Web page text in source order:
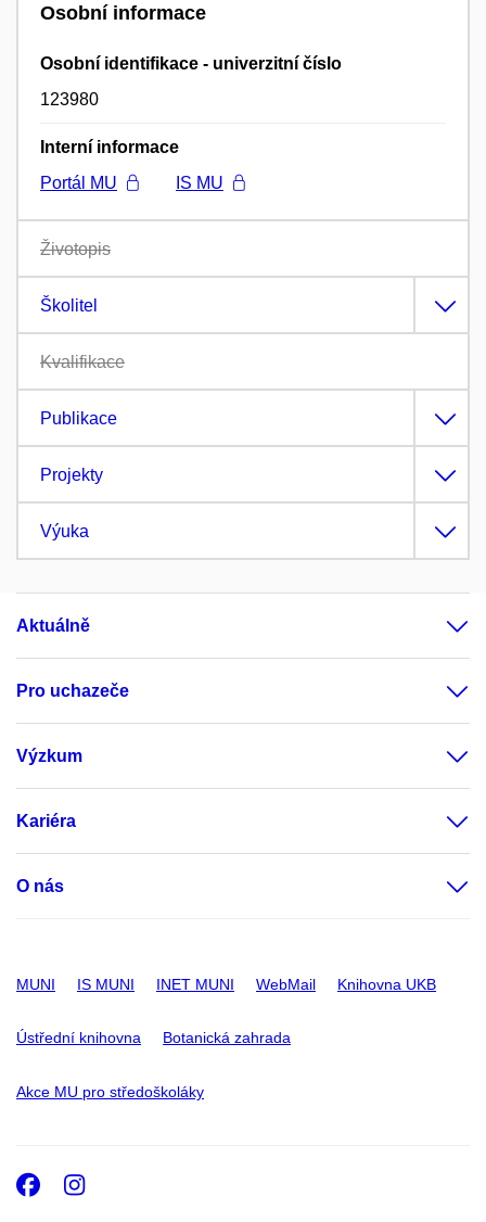
Osobní informace
Osobní identifikace - univerzitní číslo
123980
Interní informace
Portál MU
IS MU
Životopis
Školitel
Kvalifikace
Publikace
Projekty
Výuka
Aktuálně
Pro uchazeče
Výzkum
Kariéra
O nás
MUNI IS MUNI INET MUNI WebMail Knihovna UKB
Ústřední knihovna Botanická zahrada
Akce MU pro středoškoláky
Facebook
Instagram